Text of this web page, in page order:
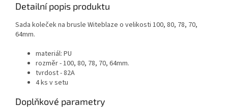
Detailní popis produktu
Sada koleček na brusle Witeblaze o velikosti 100, 80, 78, 70,
64mm.
materiál: PU
rozměr - 100, 80, 78, 70, 64mm.
tvrdost - 82A
4 ks v setu
Doplňkové parametry